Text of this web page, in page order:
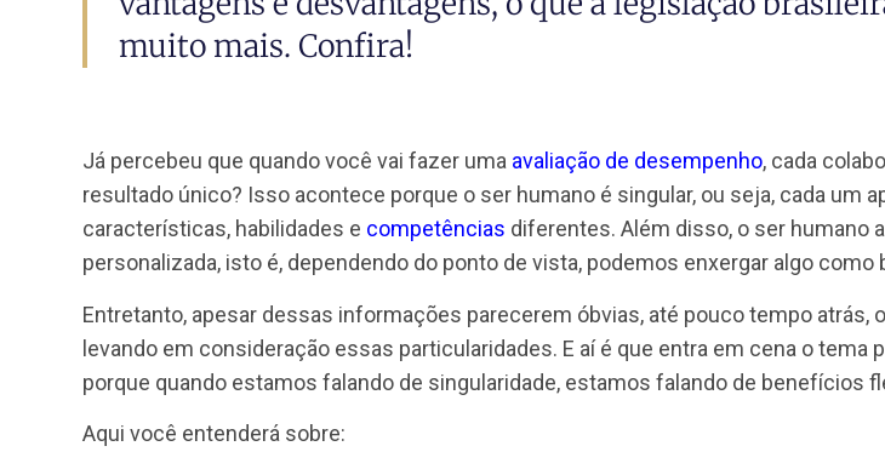
vantagens e desvantagens, o que a legislação
muito mais. Confira!
Já percebeu que quando você vai fazer umaavaliação de desempenho,
resultado único? Isso acontece porque o ser humano é singular, ou seja,
características, habilidades e competências
personalizada, isto é, dependendo do ponto de vista, podemos enxergar